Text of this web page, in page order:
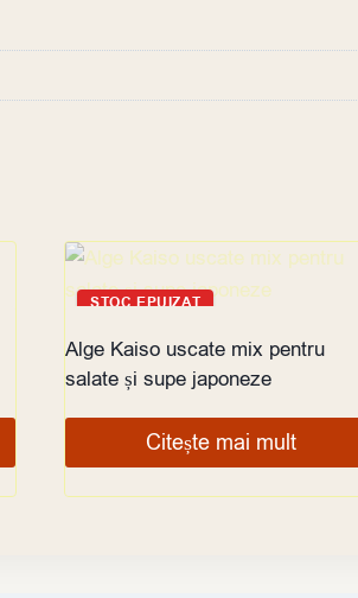
STOC EPUIZAT
Alge Kaiso uscate mix pentru
salate și supe japoneze
Citește mai mult